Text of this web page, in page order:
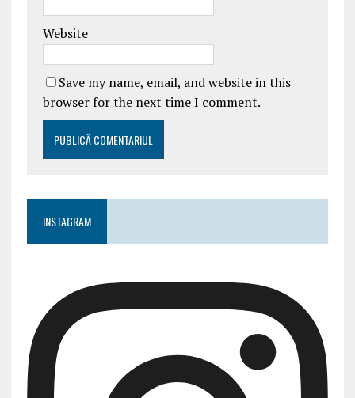
Website
Save my name, email, and website in this
browser for the next time I comment.
INSTAGRAM